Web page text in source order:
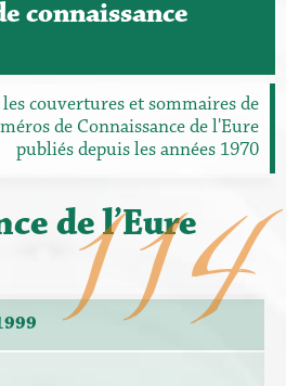
connaissance
les couvertures et sommaires de
de Connaissance de l'Eure
publiés depuis les années 1970
de l’Eure
114